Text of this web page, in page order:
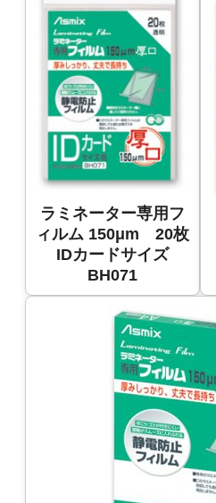
ラミネーター専用フ
ィルム 150μm 20枚
IDカードサイズ
BH071